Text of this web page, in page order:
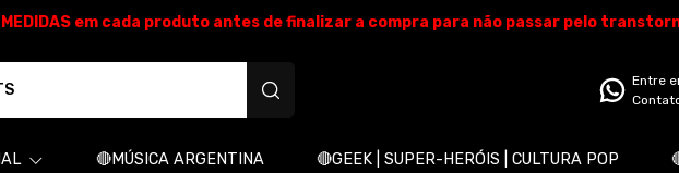
MEDIDAS em cada produto antes de finalizar a compra para não passar pelo
Entre
🔴MÚSICA ARGENTINA 🔴GEEK | SUPER-HERÓIS | CULTURA POP